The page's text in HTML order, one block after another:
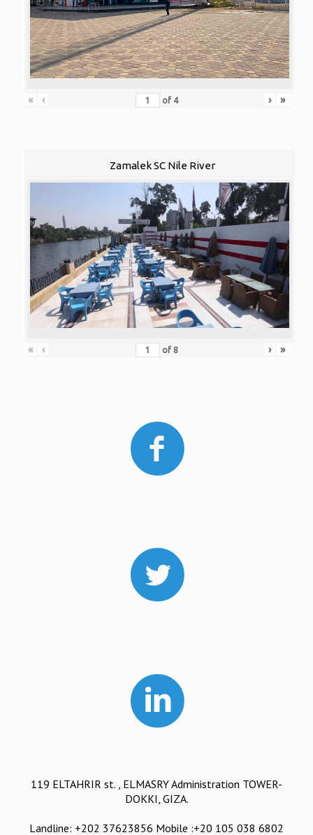
« ‹ of 4 › »
Zamalek SC Nile River
« ‹ of 8 › »
119 ELTAHRIR st. , ELMASRY Administration TOWER-
DOKKI, GIZA.
Landline: +202 37623856 Mobile :+20 105 038 6802